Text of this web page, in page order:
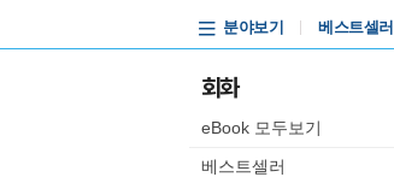
분야보기 베스트셀러
회화
eBook 모두보기
베스트셀러